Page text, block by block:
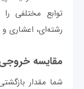
توابع مختلفی
رشته‌ای، اعشاری و
مقایسه خروجی
شما مقدار